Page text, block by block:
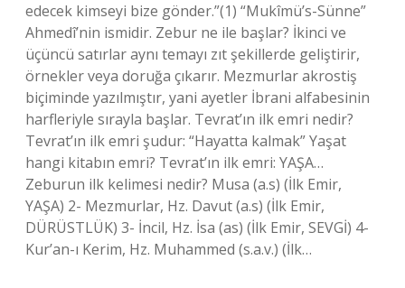
edecek kimseyi bize gönder.”(1) “Mukîmü’s-Sünne”
Ahmedî’nin ismidir. Zebur ne ile başlar? İkinci ve
üçüncü satırlar aynı temayı zıt şekillerde geliştirir,
örnekler veya doruğa çıkarır. Mezmurlar akrostiş
biçiminde yazılmıştır, yani ayetler İbrani alfabesinin
harfleriyle sırayla başlar. Tevrat’ın ilk emri nedir?
Tevrat’ın ilk emri şudur: “Hayatta kalmak” Yaşat
hangi kitabın emri? Tevrat’ın ilk emri: YAŞA…
Zeburun ilk kelimesi nedir? Musa (a.s) (İlk Emir,
YAŞA) 2- Mezmurlar, Hz. Davut (a.s) (İlk Emir,
DÜRÜSTLÜK) 3- İncil, Hz. İsa (as) (İlk Emir, SEVGİ) 4-
Kur’an-ı Kerim, Hz. Muhammed (s.a.v.) (İlk…